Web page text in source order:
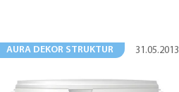
AURA DEKOR STRUKTUR 31.05.2013